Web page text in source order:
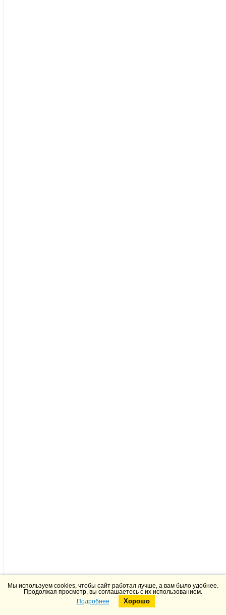
Telegram
Мы используем cookies, чтобы сайт работал лучше, а вам было удобнее.
Продолжая просмотр, вы соглашаетесь с их использованием.
Подробнее
Хорошо